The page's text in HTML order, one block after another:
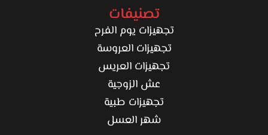
تصنيفات
تجهيزات يوم الفرح
تجهيزات العروسة
تجهيزات العريس
عش الزوجية
تجهيزات طبية
شهر العسل